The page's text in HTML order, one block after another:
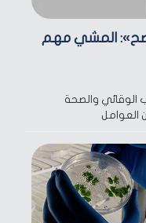
صح»: المشي مهم
الوقائي والصحة
العوامل